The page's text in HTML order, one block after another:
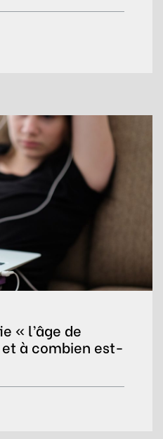
« l’âge de
à combien est-